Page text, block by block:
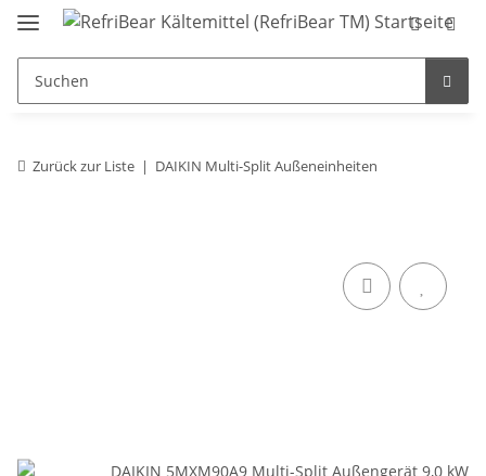
Zurück zur Liste DAIKIN Multi-Split Außeneinheiten